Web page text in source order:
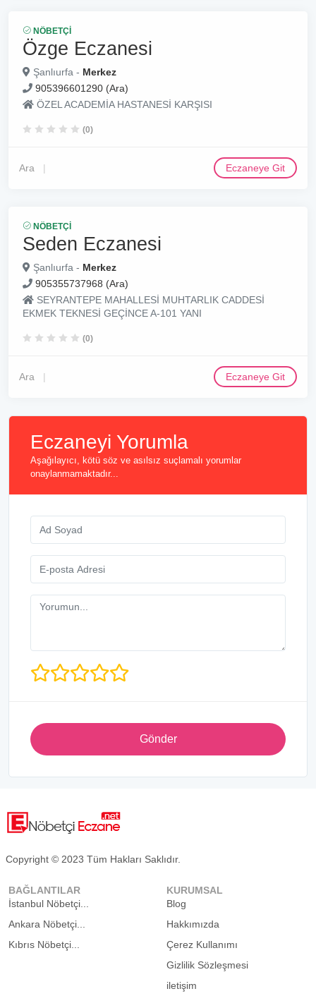
NÖBETÇI
Özge Eczanesi
Şanlıurfa - Merkez
905396601290 (Ara)
ÖZEL ACADEMİA HASTANESİ KARŞISI
(0)
Ara Eczaneye Git
NÖBETÇI
Seden Eczanesi
Şanlıurfa - Merkez
905355737968 (Ara)
SEYRANTEPE MAHALLESİ MUHTARLIK CADDESİ
EKMEK TEKNESİ GEÇİNCE A-101 YANI
(0)
Ara Eczaneye Git
Eczaneyi Yorumla
Aşağılayıcı, kötü söz ve asılsız suçlamalı yorumlar
onaylanmamaktadır...
Gönder
Copyright © 2023 Tüm Hakları Saklıdır.
BAĞLANTILAR
İstanbul Nöbetçi...
Ankara Nöbetçi...
Kıbrıs Nöbetçi...
KURUMSAL
Blog
Hakkımızda
Çerez Kullanımı
Gizlilik Sözleşmesi
iletişim